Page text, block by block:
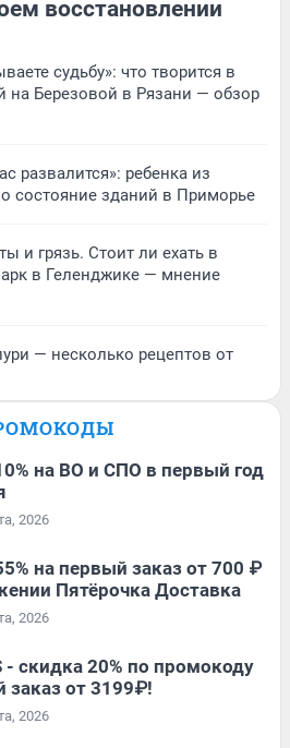
восстановлении
судьбу»: что творится в
Березовой в Рязани — обзор
развалится»: ребенка из
состояние зданий в Приморье
и грязь. Стоит ли ехать в
в Геленджике — мнение
— несколько рецептов от
на ВО и СПО в первый год
2026
на первый заказ от 700 ₽
Пятёрочка Доставка
2026
- скидка 20% по промокоду
заказ от 3199₽!
2026